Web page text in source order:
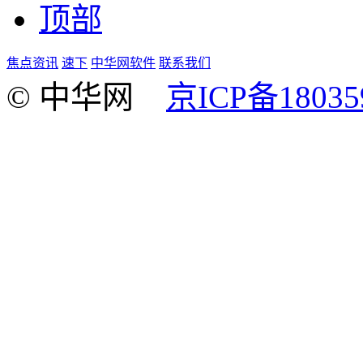
顶部
焦点资讯 速下 中华网软件 联系我们
© 中华网 京ICP备